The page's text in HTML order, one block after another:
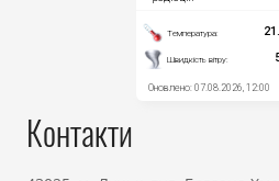
Контакти